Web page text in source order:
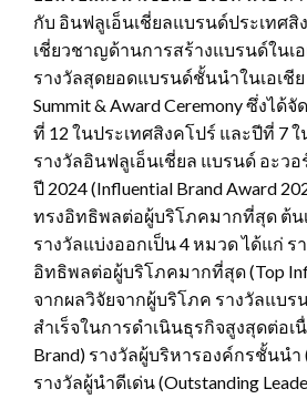
กับ อินฟลูเอ็นเชี่ยลแบรนด์ประเทศสิ
เชี่ยวชาญด้านการสร้างแบรนด์ในเ
รางวัลสุดยอดแบรนด์ชั้นนำในเอเชีย
Summit & Award Ceremony ซึ่งได้
ที่ 12 ในประเทศสิงคโปร์ และปีที่ 7
รางวัลอินฟลูเอ็นเชี่ยล แบรนด์ อะวอ
ปี 2024 (Influential Brand Award
ทรงอิทธิพลต่อผู้บริโภคมากที่สุด ต้
รางวัลแบ่งออกเป็น 4 หมวด ได้แก่
อิทธิพลต่อผู้บริโภคมากที่สุด (Top
จากผลวิจัยจากผู้บริโภค รางวัลแบ
สำเร็จในการดำเนินธุรกิจสูงสุดต่อเ
Brand) รางวัลผู้บริหารองค์กรชั้นนำ
รางวัลผู้นำดีเด่น (Outstanding